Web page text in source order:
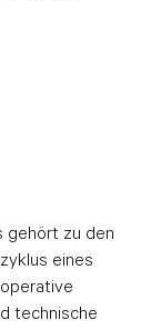
gehört zu den
eines
technische